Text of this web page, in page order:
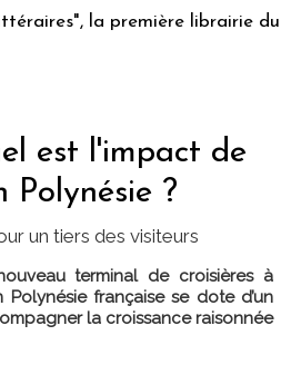
la première librairie du voyage
est l'impact de
Polynésie ?
un tiers des visiteurs
terminal de croisières à
française se dote d’un
la croissance raisonnée